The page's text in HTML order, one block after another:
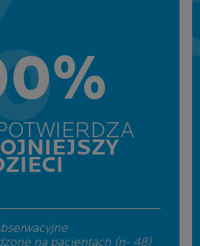
na pacjentach (n- 48)